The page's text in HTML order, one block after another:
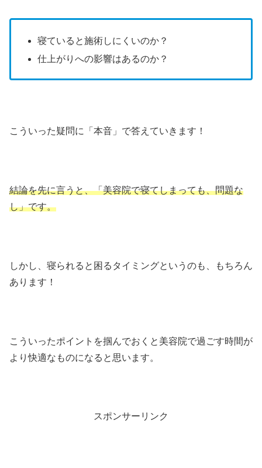
寝ていると施術しにくいのか？
仕上がりへの影響はあるのか？
こういった疑問に「本音」で答えていきます！
結論を先に言うと、「美容院で寝てしまっても、問題な
し」です。
しかし、寝られると困るタイミングというのも、もちろん
あります！
こういったポイントを掴んでおくと美容院で過ごす時間が
より快適なものになると思います。
スポンサーリンク